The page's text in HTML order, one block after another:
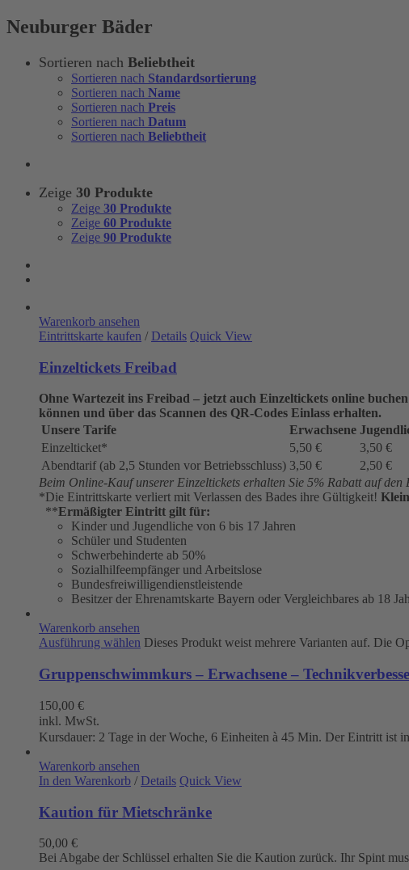
Neuburger Bäder
Sortieren nach Beliebtheit
Sortieren nach Standardsortierung
Sortieren nach Name
Sortieren nach Preis
Sortieren nach Datum
Sortieren nach Beliebtheit
Zeige 30 Produkte
Zeige 30 Produkte
Zeige 60 Produkte
Zeige 90 Produkte
Warenkorb ansehen
Eintrittskarte kaufen / Details Quick View
Einzeltickets Freibad
Ohne Wartezeit ins Freibad – jetzt auch Einzeltickets online
können und über das Scannen des QR-Codes Einlass erhalten.
Unsere Tarife
Erwachsene
Einzelticket*
5,50 €
3,50 €
Abendtarif (ab 2,5 Stunden vor Betriebsschluss) 3,50 €
2,50 €
Beim Online-Kauf unserer Einzeltickets erhalten Sie 5% Rabatt auf den
*Die Eintrittskarte verliert mit Verlassen des Bades ihre Gültigkeit!
**Ermäßigter Eintritt gilt für:
Kinder und Jugendliche von 6 bis 17 Jahren
Schüler und Studenten
Schwerbehinderte ab 50%
Sozialhilfeempfänger und Arbeitslose
Bundesfreiwilligendienstleistende
Besitzer der Ehrenamtskarte Bayern oder Vergleichbares ab 18
Warenkorb ansehen
Ausführung wählen Dieses Produkt weist mehrere Varianten auf. Die
Gruppenschwimmkurs – Erwachsene –
150,00 €
inkl. MwSt.
Kursdauer: 2 Tage in der Woche, 6 Einheiten à 45 Min. Der Eintritt ist
Warenkorb ansehen
In den Warenkorb / Details Quick View
Kaution für Mietschränke
50,00 €
Bei Abgabe der Schlüssel erhalten Sie die Kaution zurück. Ihr Spint